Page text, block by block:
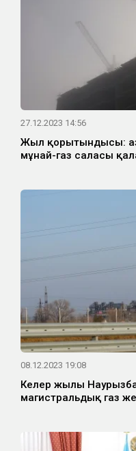
27.12.2023 14:56
Жыл қорытындысы:
мұнай-газ саласы
08.12.2023 19:08
Келер жылы
магистральдық газ